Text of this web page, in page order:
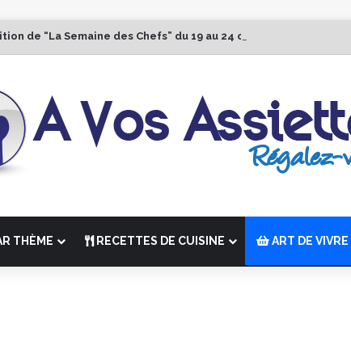
de “La Semaine des Chefs” du 19 au 24 octobre 2026
THÈME RECETTES DE CUISINE ART DE VIVRE